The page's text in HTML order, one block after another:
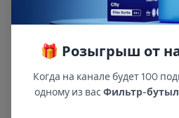
водопроводе. Ресурс
Производительность: 10
Температура фильтруемой
🎁 Розыгрыш от
Когда на канале будет 100
одному из вас Фильтр-